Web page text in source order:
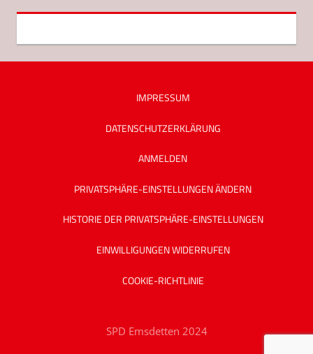
IMPRESSUM
DATENSCHUTZ­ERKLÄRUNG
ANMELDEN
PRIVATSPHÄRE-EINSTELLUNGEN ÄNDERN
HISTORIE DER PRIVATSPHÄRE-EINSTELLUNGEN
EINWILLIGUNGEN WIDERRUFEN
COOKIE-RICHTLINIE
SPD Emsdetten 2024